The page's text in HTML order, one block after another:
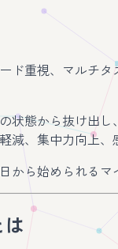
ド重視、マルチ
状態から抜け出
減、集中力向上
から始められる
は